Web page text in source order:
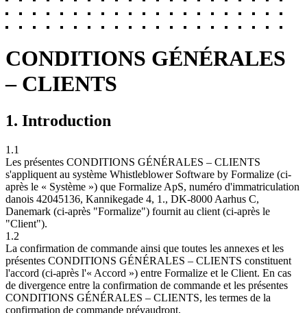
CONDITIONS GÉNÉRALES
– CLIENTS
1. Introduction
1.1
Les présentes CONDITIONS GÉNÉRALES – CLIENTS
s'appliquent au système Whistleblower Software by Formalize (ci-
après le « Système ») que Formalize ApS, numéro d'immatriculation
danois 42045136, Kannikegade 4, 1., DK-8000 Aarhus C,
Danemark (ci-après "Formalize") fournit au client (ci-après le
"Client").
1.2
La confirmation de commande ainsi que toutes les annexes et les
présentes CONDITIONS GÉNÉRALES – CLIENTS constituent
l'accord (ci-après l'« Accord ») entre Formalize et le Client. En cas
de divergence entre la confirmation de commande et les présentes
CONDITIONS GÉNÉRALES – CLIENTS, les termes de la
confirmation de commande prévaudront.